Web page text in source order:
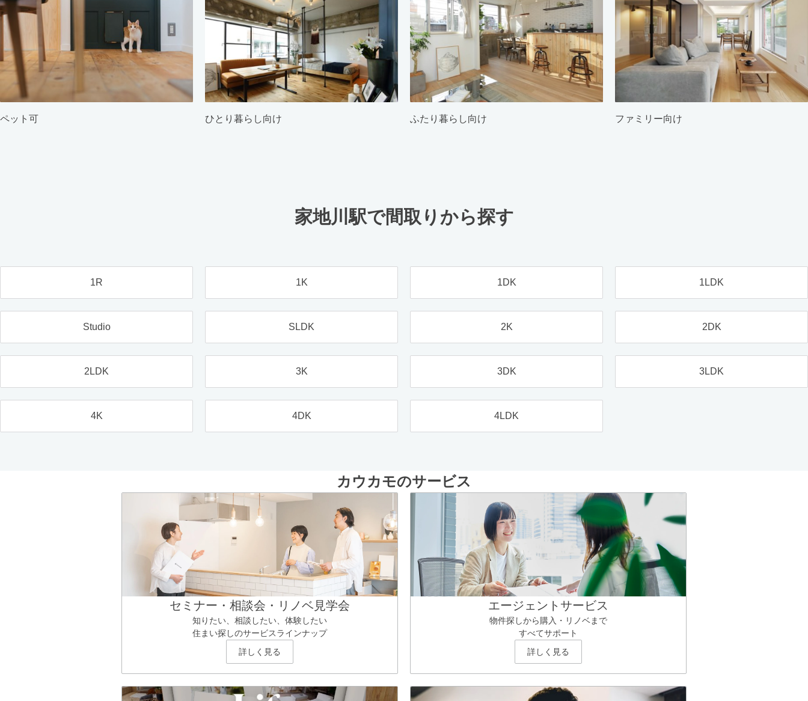
ペット可 ひとり暮らし向け ふたり暮らし向け ファミリー向け
家地川駅で間取りから探す
1R 1K 1DK 1LDK
Studio SLDK 2K 2DK
2LDK 3K 3DK 3LDK
4K 4DK 4LDK
カウカモのサービス
セミナー・相談会・リノベ見学会
知りたい、相談したい、体験したい
住まい探しのサービスラインナップ
詳しく見る
エージェントサービス
物件探しから購入・リノベまで
すべてサポート
詳しく見る